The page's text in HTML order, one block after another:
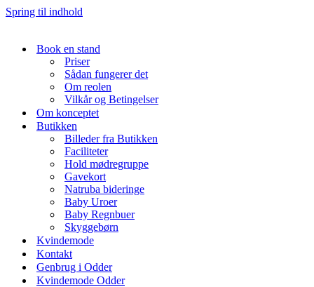
Spring til indhold
Book en stand
Priser
Sådan fungerer det
Om reolen
Vilkår og Betingelser
Om konceptet
Butikken
Billeder fra Butikken
Faciliteter
Hold mødregruppe
Gavekort
Natruba bideringe
Baby Uroer
Baby Regnbuer
Skyggebørn
Kvindemode
Kontakt
Genbrug i Odder
Kvindemode Odder